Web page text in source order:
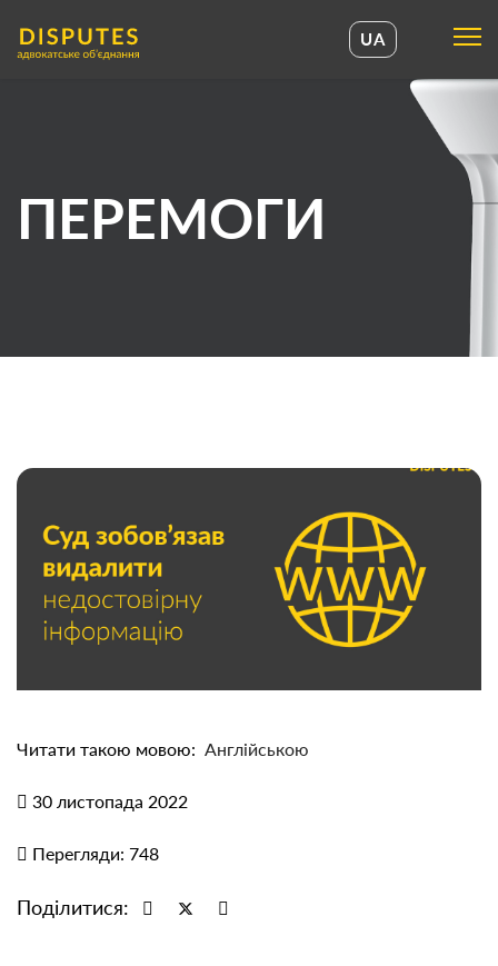
UA
ПЕРЕМОГИ
Читати такою мовою: Англійською
30 листопада 2022
Перегляди: 748
Поділитися: